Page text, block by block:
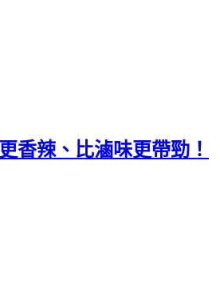
香辣、比滷味更帶勁！